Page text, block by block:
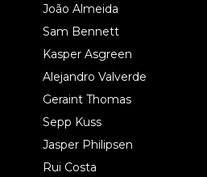
João Almeida
Sam Bennett
Kasper Asgreen
Alejandro Valverde
Geraint Thomas
Sepp Kuss
Jasper Philipsen
Rui Costa